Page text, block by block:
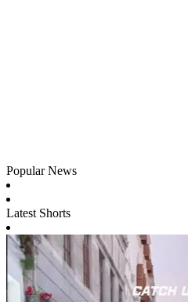
Popular News
Latest Shorts